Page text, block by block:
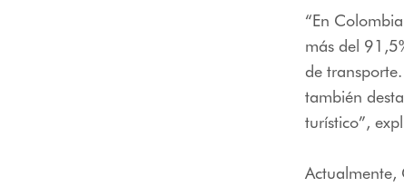
“En
más del
de
también
turístico”,
Actualmente,